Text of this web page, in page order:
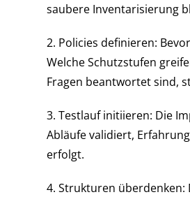
saubere Inventarisierung
2. Policies definieren:
Welche Schutzstufen
Fragen beantwortet sind,
3. Testlauf initiieren: Die
Abläufe validiert,
erfolgt.
4. Strukturen